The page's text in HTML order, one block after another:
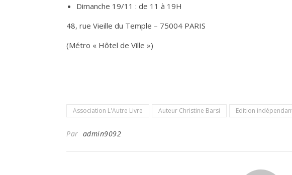
Dimanche 19/11 : de 11 à 19H
48, rue Vieille du Temple – 75004 PARIS
(Métro « Hôtel de Ville »)
Association L'Autre Livre Auteur Christine Barsi Edition
Par admin9092